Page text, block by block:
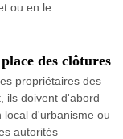
ou en le
des clôtures
propriétaires des
ils doivent d'abord
d'urbanisme ou
autorités